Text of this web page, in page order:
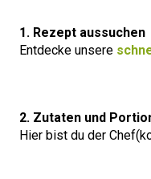
1. Rezept aussuchen
Entdecke unsere
2. Zutaten und
Hier bist du der